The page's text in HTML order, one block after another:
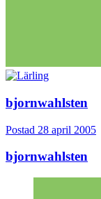
bjornwahlsten
Postad 28 april 2005
bjornwahlsten